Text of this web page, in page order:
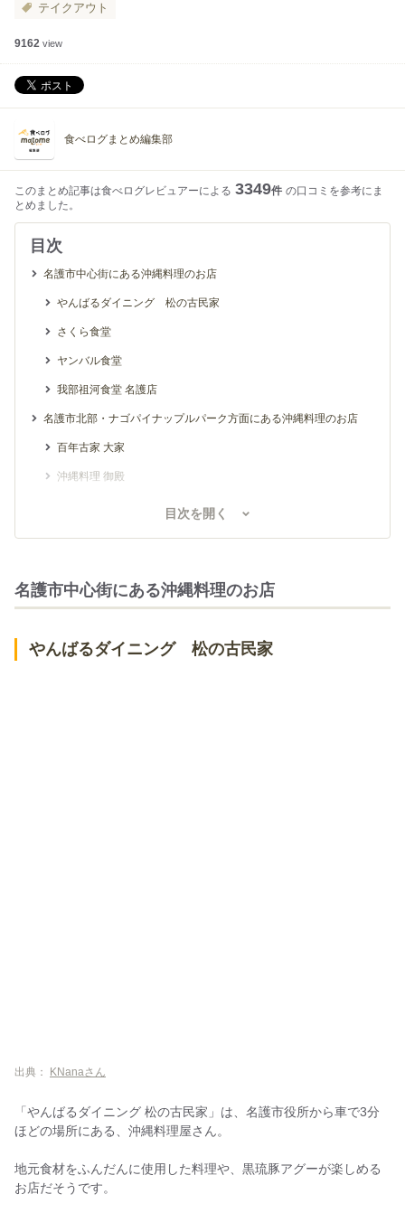
テイクアウト
9162 view
食べログまとめ編集部
このまとめ記事は食べログレビュアーによる 3349件 の口コミを参考にま
とめました。
目次
名護市中心街にある沖縄料理のお店
やんばるダイニング 松の古民家
さくら食堂
ヤンバル食堂
我部祖河食堂 名護店
名護市北部・ナゴパイナップルパーク方面にある沖縄料理のお店
百年古家 大家
沖縄料理 御殿
名護市南部・東江海岸方面にある沖縄料理のお店
おばぁの家
ぬちぐすい
目次を開く
名護市中心街にある沖縄料理のお店
やんばるダイニング 松の古民家
出典： KNanaさん
「やんばるダイニング 松の古民家」は、名護市役所から車で3分
ほどの場所にある、沖縄料理屋さん。
地元食材をふんだんに使用した料理や、黒琉豚アグーが楽しめる
お店だそうです。